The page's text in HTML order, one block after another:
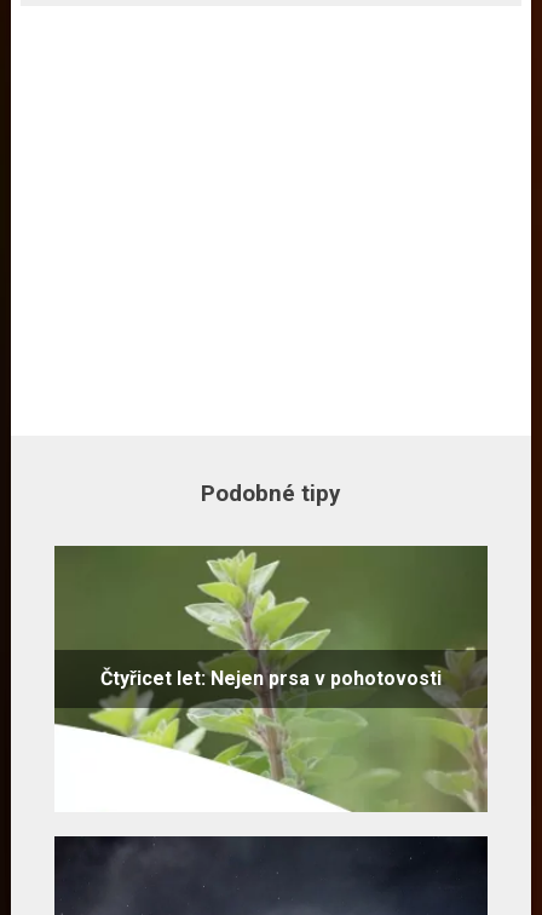
Podobné tipy
Čtyřicet let: Nejen prsa v pohotovosti